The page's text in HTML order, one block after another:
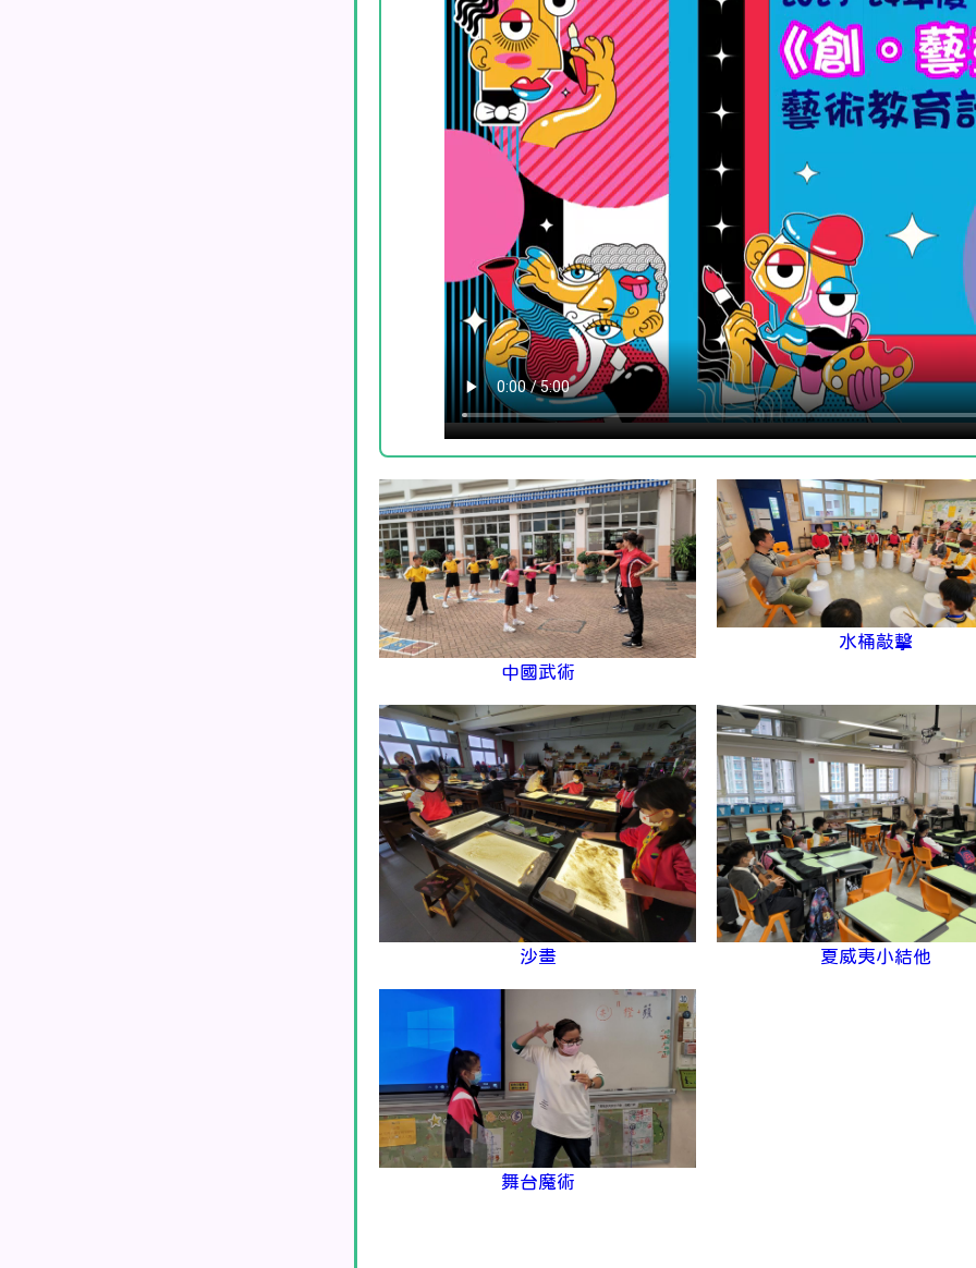
中國武術
水桶敲擊
沙畫 夏威夷小結他
舞台魔術